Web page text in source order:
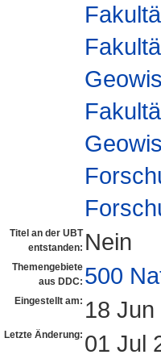
Titel an der UBT
entstanden: Nein
Themengebiete
aus DDC: 500
Eingestellt am: 18
Letzte Änderung: 01 Jul